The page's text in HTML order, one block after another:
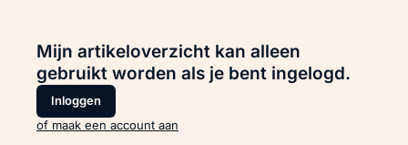
Mijn artikeloverzicht kan alleen
gebruikt worden als je bent ingelogd.
Inloggen
of maak een account aan